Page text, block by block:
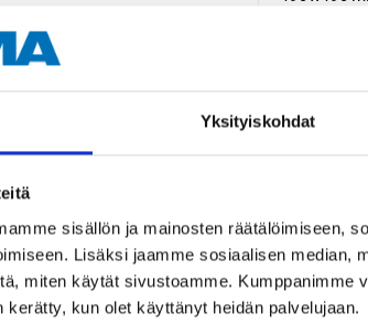
Yksityiskohdat
sisällön ja mainosten räätälöimiseen,
Lisäksi jaamme sosiaalisen median,
miten käytät sivustoamme. Kumppanimme
kerätty, kun olet käyttänyt heidän palvelujaan.
Other customers also